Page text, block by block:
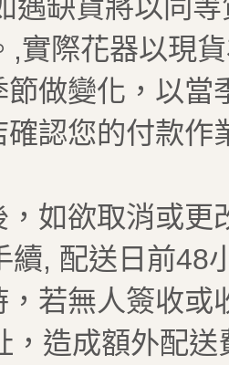
遇缺貨將以同
,實際花器以現
做變化，以當
認您的付款作
如欲取消或更
續, 配送日前48
若無人簽收或
，造成額外配